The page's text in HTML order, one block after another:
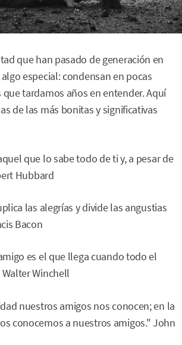
que han pasado de generación en
especial: condensan en pocas
que tardamos años en entender. Aquí
de las más bonitas y significativas
que lo sabe todo de ti y, a pesar de
Hubbard
las alegrías y divide las angustias
Bacon
es el que llega cuando todo el
Winchell
nuestros amigos nos conocen; en la
conocemos a nuestros amigos." John